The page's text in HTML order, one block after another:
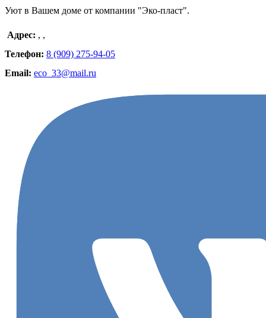
Уют в Вашем доме от компании "Эко-пласт".
Адрес: , ,
Телефон: 8 (909) 275-94-05
Email: eco_33@mail.ru